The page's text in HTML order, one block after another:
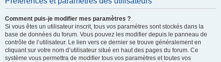
Comment puis-je modifier mes paramètres ?
Si vous êtes un utilisateur inscrit, tous vos paramètres sont stockés dans la
base de données du forum. Vous pouvez les modifier depuis le panneau de
contrôle de l’utilisateur. Le lien vers ce dernier se trouve généralement en
cliquant sur votre nom d’utilisateur situé en haut des pages du forum. Ce
système vous permettra de modifier tous vos paramètres et toutes vos